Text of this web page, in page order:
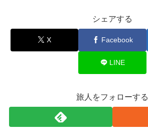
シェアする
X Facebook
LINE
旅人をフォローする